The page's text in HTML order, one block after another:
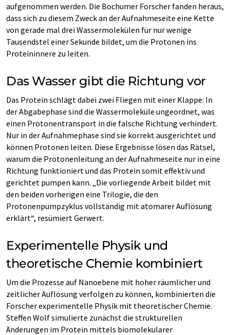
aufgenommen werden. Die Bochumer Forscher fanden heraus,
dass sich zu diesem Zweck an der Aufnahmeseite eine Kette
von gerade mal drei Wassermolekülen für nur wenige
Tausendstel einer Sekunde bildet, um die Protonen ins
Proteininnere zu leiten.
Das Wasser gibt die Richtung vor
Das Protein schlägt dabei zwei Fliegen mit einer Klappe: In
der Abgabephase sind die Wassermoleküle ungeordnet, was
einen Protonentransport in die falsche Richtung verhindert.
Nur in der Aufnahmephase sind sie korrekt ausgerichtet und
können Protonen leiten. Diese Ergebnisse lösen das Rätsel,
warum die Protonenleitung an der Aufnahmeseite nur in eine
Richtung funktioniert und das Protein somit effektiv und
gerichtet pumpen kann. „Die vorliegende Arbeit bildet mit
den beiden vorherigen eine Trilogie, die den
Protonenpumpzyklus vollständig mit atomarer Auflösung
erklärt“, resümiert Gerwert.
Experimentelle Physik und
theoretische Chemie kombiniert
Um die Prozesse auf Nanoebene mit hoher räumlicher und
zeitlicher Auflösung verfolgen zu können, kombinierten die
Forscher experimentelle Physik mit theoretischer Chemie.
Steffen Wolf simulierte zunächst die strukturellen
Änderungen im Protein mittels biomolekularer